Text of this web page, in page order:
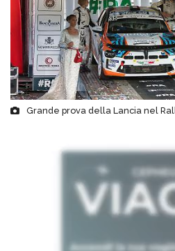
Grande prova della Lancia nel